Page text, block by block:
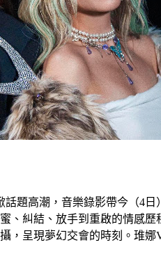
題高潮，音樂錄影帶今（4
、糾結、放手到重啟的情感
，呈現夢幻交會的時刻。琟娜